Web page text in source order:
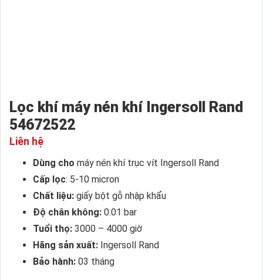
Lọc khí máy nén khí Ingersoll Rand
54672522
Liên hệ
Dùng cho máy nén khí trục vít Ingersoll Rand
Cấp lọc: 5-10 micron
Chất liệu: giấy bột gỗ nhập khẩu
Độ chân không: 0.01 bar
Tuổi thọ: 3000 – 4000 giờ
Hãng sản xuất: Ingersoll Rand
Bảo hành: 03 tháng